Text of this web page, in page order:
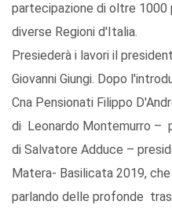
partecipazione di oltre 1000
diverse Regioni d'Italia.
Presiederà i lavori il
Giovanni Giungi. Dopo
Cna Pensionati Filippo
di Leonardo Montemurro –
di Salvatore Adduce –
Matera- Basilicata 2019,
parlando delle profonde